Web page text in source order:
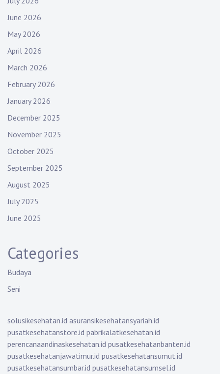
June 2026
May 2026
April 2026
March 2026
February 2026
January 2026
December 2025
November 2025
October 2025
September 2025
August 2025
July 2025
June 2025
Categories
Budaya
Seni
solusikesehatan.id asuransikesehatansyariah.id
pusatkesehatanstore.id pabrikalatkesehatan.id
perencanaandinaskesehatan.id pusatkesehatanbanten.id
pusatkesehatanjawatimur.id pusatkesehatansumut.id
pusatkesehatansumbar.id pusatkesehatansumsel.id